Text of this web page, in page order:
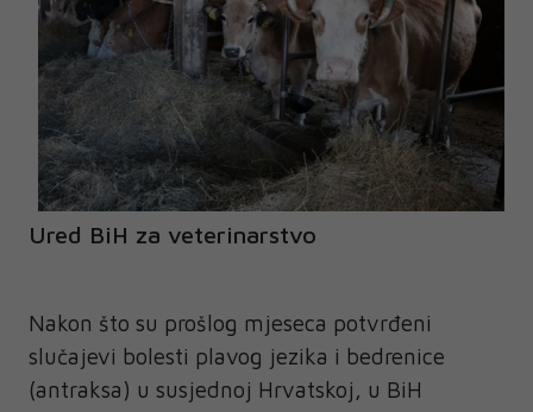
Ured BiH za veterinarstvo
Nakon što su prošlog mjeseca potvrđeni
slučajevi bolesti plavog jezika i bedrenice
(antraksa) u susjednoj Hrvatskoj, u BiH